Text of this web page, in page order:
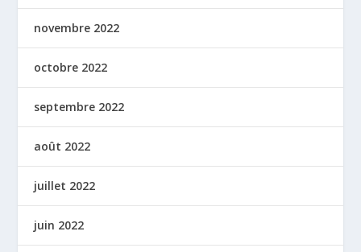
novembre 2022
octobre 2022
septembre 2022
août 2022
juillet 2022
juin 2022